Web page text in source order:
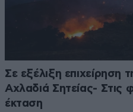
Σε εξέλιξη επιχείρηση
Αχλαδιά Σητείας- Στις
έκταση